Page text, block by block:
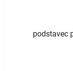
podstavec